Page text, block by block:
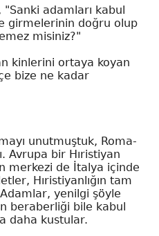
"Sanki adamları kabul
girmelerinin doğru olup
misiniz?"
kinlerini ortaya koyan
bize ne kadar
unutmuştuk, Roma-
Avrupa bir Hıristiyan
merkezi de İtalya içinde
Hıristiyanlığın tam
yenilgi şöyle
beraberliği bile kabul
daha kustular.